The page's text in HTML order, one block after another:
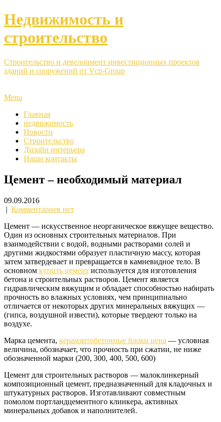
Недвижимость и
строительство
Строительство и девелопмент инвестиционных проектов
зданий и сооружений от Vcp-Group
Menu
Главная
недвижимость
Новости
Строительство
Дизайн интерьера
Наши контакты
Цемент – необходимый материал
09.09.2016
| Комментариев нет
Цемент — искусственное неорганическое вяжущее вещество.
Один из основных строительных материалов. При
взаимодействии с водой, водными растворами солей и
другими жидкостями образует пластичную массу, которая
затем затвердевает и превращается в камневидное тело. В
основном купить цемент используется для изготовления
бетона и строительных растворов. Цемент является
гидравлическим вяжущим и обладает способностью набирать
прочность во влажных условиях, чем принципиально
отличается от некоторых других минеральных вяжущих —
(гипса, воздушной извести), которые твердеют только на
воздухе.
Марка цемента, керамзитобетонные блоки цена — условная
величина, обозначает, что прочность при сжатии, не ниже
обозначенной марки (200, 300, 400, 500, 600)
Цемент для строительных растворов — малоклинкерный
композиционный цемент, предназначенный для кладочных и
штукатурных растворов. Изготавливают совместным
помолом портландцементного клинкера, активных
минеральных добавок и наполнителей.